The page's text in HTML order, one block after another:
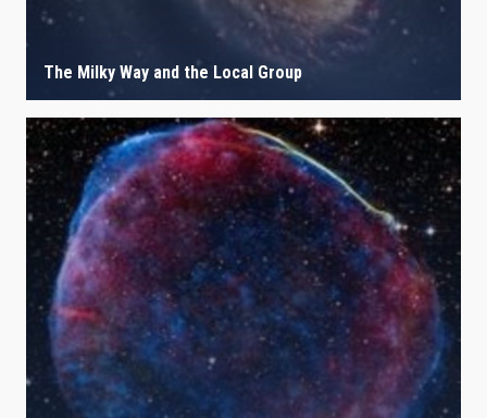
The Milky Way and the Local Group